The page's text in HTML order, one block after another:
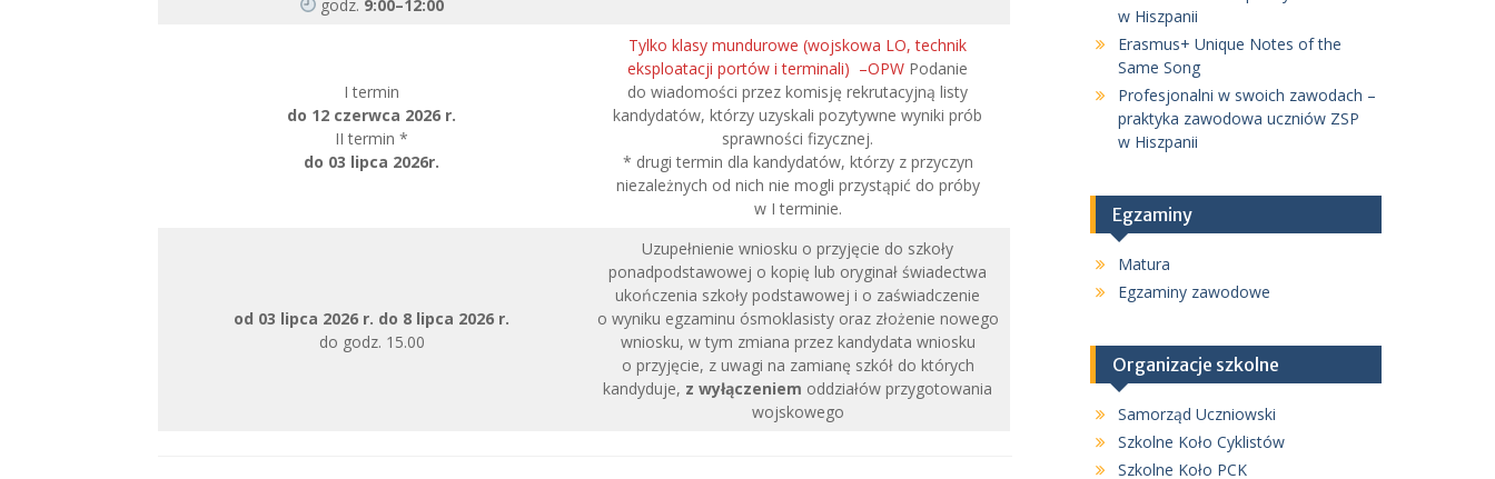
godz. 9:00–12:00
I termin
do 12 czerwca 2026 r.
II termin *
do 03 lipca 2026r.
Tylko klasy mundurowe (wojskowa LO, technik
eksploatacji portów i terminali) –OPW Podanie
do wiadomości przez komisję rekrutacyjną listy
kandydatów, którzy uzyskali pozytywne wyniki prób
sprawności fizycznej.
* drugi termin dla kandydatów, którzy z przyczyn
niezależnych od nich nie mogli przystąpić do próby
w I terminie.
od 03 lipca 2026 r. do 8 lipca 2026 r.
do godz. 15.00
Uzupełnienie wniosku o przyjęcie do szkoły
ponadpodstawowej o kopię lub oryginał świadectwa
ukończenia szkoły podstawowej i o zaświadczenie
o wyniku egzaminu ósmoklasisty oraz złożenie nowego
wniosku, w tym zmiana przez kandydata wniosku
o przyjęcie, z uwagi na zamianę szkół do których
kandyduje, z wyłączeniem oddziałów przygotowania
wojskowego
w Hiszpanii
Erasmus+ Unique Notes of the
Same Song
Profesjonalni w swoich zawodach –
praktyka zawodowa uczniów ZSP
w Hiszpanii
Egzaminy
Matura
Egzaminy zawodowe
Organizacje szkolne
Samorząd Uczniowski
Szkolne Koło Cyklistów
Szkolne Koło PCK